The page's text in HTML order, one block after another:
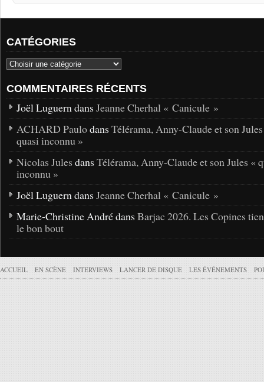
CATÉGORIES
COMMENTAIRES RÉCENTS
Joël Luguern dans Jeanne Cherhal « Canicule »
ACHARD Paulodans Télérama, Anny-Claude et son
quasi inconnu »
Nicolas Jules dans Télérama, Anny-Claude et son Jules «
inconnu »
Joël Luguern dans Jeanne Cherhal « Canicule »
Marie-Christine André dans Barjac 2026. Les Copines
le bon bout
ACCUEIL EN SCÈNE INTERVIEWS LANCER DE DISQUE LES ÉVÉNEMENTS